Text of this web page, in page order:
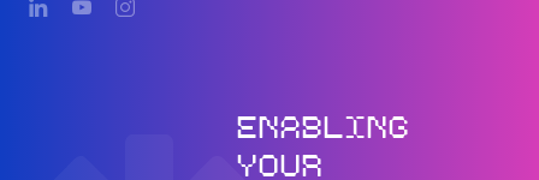
ENABLING
YOUR